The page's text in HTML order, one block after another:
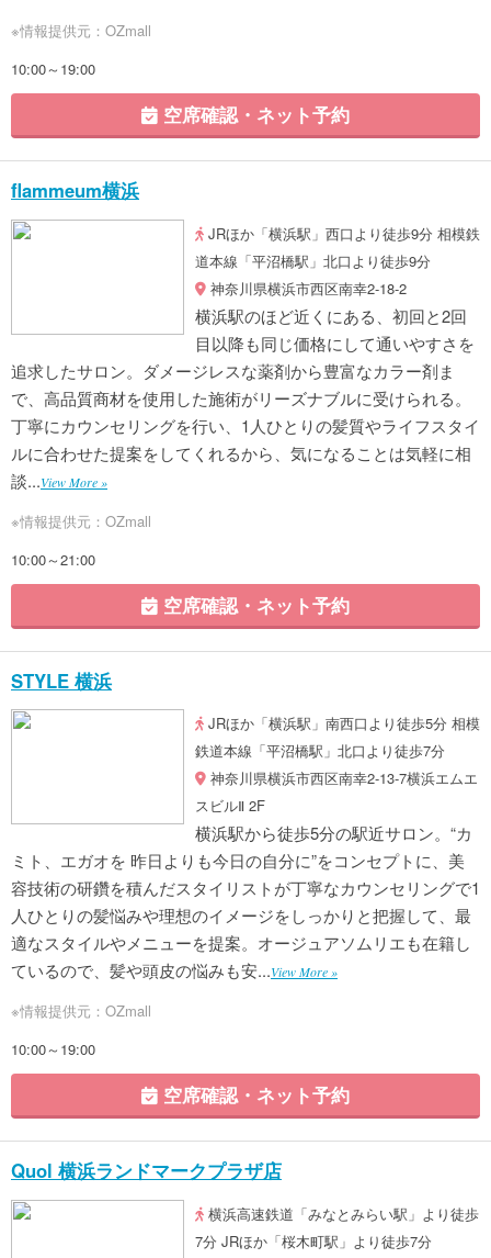
※情報提供元：OZmall
10:00～19:00
空席確認・ネット予約
flammeum横浜
JRほか「横浜駅」西口より徒歩9分 相模鉄
道本線「平沼橋駅」北口より徒歩9分
神奈川県横浜市西区南幸2-18-2
横浜駅のほど近くにある、初回と2回
目以降も同じ価格にして通いやすさを
追求したサロン。ダメージレスな薬剤から豊富なカラー剤ま
で、高品質商材を使用した施術がリーズナブルに受けられる。
丁寧にカウンセリングを行い、1人ひとりの髪質やライフスタイ
ルに合わせた提案をしてくれるから、気になることは気軽に相
談...View More »
※情報提供元：OZmall
10:00～21:00
空席確認・ネット予約
STYLE 横浜
JRほか「横浜駅」南西口より徒歩5分 相模
鉄道本線「平沼橋駅」北口より徒歩7分
神奈川県横浜市西区南幸2-13-7横浜エムエ
スビルⅡ 2F
横浜駅から徒歩5分の駅近サロン。“カ
ミト、エガオを 昨日よりも今日の自分に”をコンセプトに、美
容技術の研鑽を積んだスタイリストが丁寧なカウンセリングで1
人ひとりの髪悩みや理想のイメージをしっかりと把握して、最
適なスタイルやメニューを提案。オージュアソムリエも在籍し
ているので、髪や頭皮の悩みも安...View More »
※情報提供元：OZmall
10:00～19:00
空席確認・ネット予約
Quol 横浜ランドマークプラザ店
横浜高速鉄道「みなとみらい駅」より徒歩
7分 JRほか「桜木町駅」より徒歩7分